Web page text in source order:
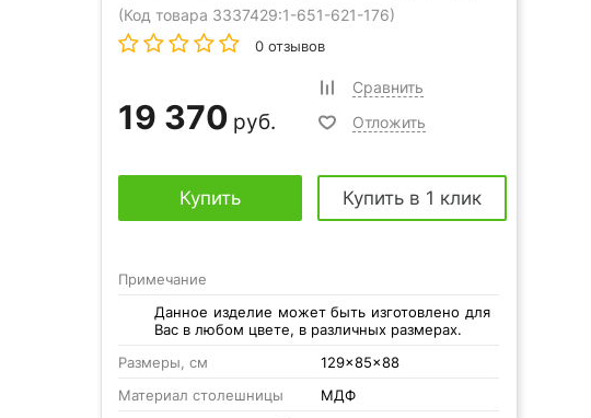
(Код товара 3337429:1-651-621-176)
0 отзывов
19 370 руб.
Сравнить
Отложить
Купить Купить в 1 клик
Примечание
Данное изделие может быть изготовлено для
Вас в любом цвете, в различных размерах.
Размеры, см
129x85x88
Материал столешницы
МДФ